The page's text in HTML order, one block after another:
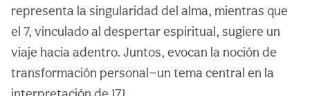
representa la singularidad del alma, mientras que
el 7, vinculado al despertar espiritual, sugiere un
viaje hacia adentro. Juntos, evocan la noción de
transformación personal—un tema central en la